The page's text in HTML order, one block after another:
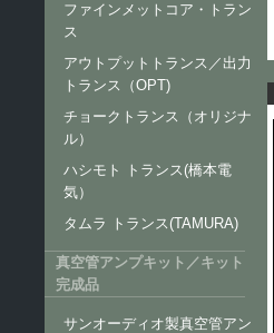
ファインメットコア・トラン
ス
アウトプットトランス／出力
トランス（OPT)
チョークトランス（オリジナ
ル）
ハシモト トランス(橋本電
気）
タムラ トランス(TAMURA)
真空管アンプキット／キット
完成品
サンオーディオ製真空管アン